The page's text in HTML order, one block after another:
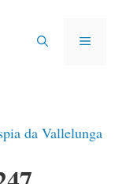
MENU
da Vallelunga